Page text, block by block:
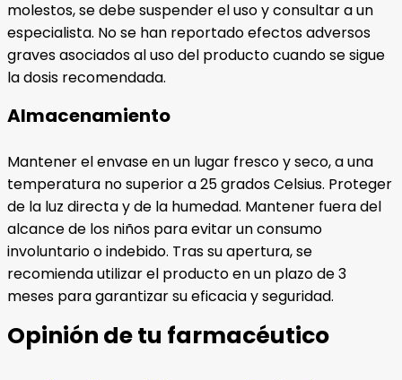
molestos, se debe suspender el uso y consultar a un
especialista. No se han reportado efectos adversos
graves asociados al uso del producto cuando se sigue
la dosis recomendada.
Almacenamiento
Mantener el envase en un lugar fresco y seco, a una
temperatura no superior a 25 grados Celsius. Proteger
de la luz directa y de la humedad. Mantener fuera del
alcance de los niños para evitar un consumo
involuntario o indebido. Tras su apertura, se
recomienda utilizar el producto en un plazo de 3
meses para garantizar su eficacia y seguridad.
Opinión de tu farmacéutico